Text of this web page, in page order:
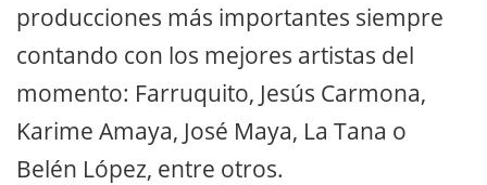
producciones más importantes siempre
contando con los mejores artistas del
momento: Farruquito, Jesús Carmona,
Karime Amaya, José Maya, La Tana o
Belén López, entre otros.